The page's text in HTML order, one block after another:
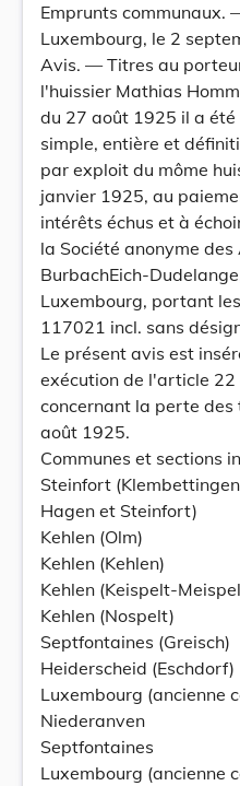
Emprunts
Luxembourg, le 2
Avis. — Titres au
l'huissier Mathias
du 27 août 1925 il a
simple, entière et
par exploit du môme
janvier 1925, au
intérêts échus et à
la Société anonyme des
BurbachEich-
Luxembourg, portant
117021 incl. sans
Le présent avis est
exécution de l'article
concernant la perte
août 1925.
Communes et sections
Steinfort (Klembettingen
Hagen et Steinfort)
Kehlen (Olm)
Kehlen (Kehlen)
Kehlen (Keispelt-
Kehlen (Nospelt)
Septfontaines (Greisch)
Heiderscheid (Eschdorf)
Luxembourg (ancienne
Niederanven
Septfontaines
Luxembourg (ancienne